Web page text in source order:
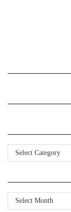
Kategorier
Arkiv